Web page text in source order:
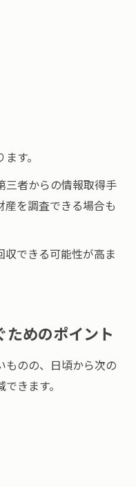
す。
三者からの情報取得手
を調査できる場合も
できる可能性が高ま
めのポイント
ものの、日頃から次の
きます。